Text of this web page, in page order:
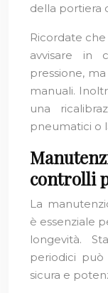
della portiera
Ricordate
avvisare in
pressione,
manuali.
una
pneumatici o
controlli
La
è essenziale
longevità.
periodici
sicura e